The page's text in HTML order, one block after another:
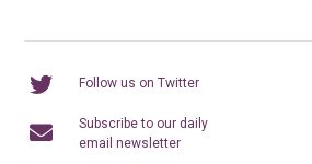
Follow us on Twitter
Subscribe to our daily
email newsletter